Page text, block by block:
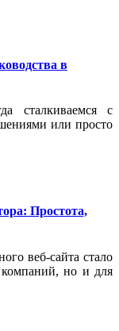
в
сталкиваемся с
или просто
Простота,
веб-сайта стало
но и для